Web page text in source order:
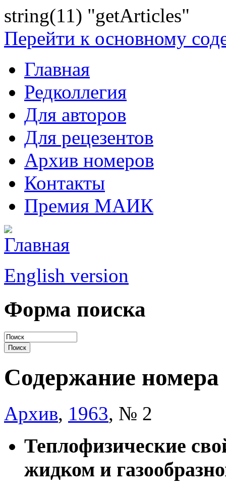
string(11) "getArticles"
Перейти к основному
Главная
Редколлегия
Для авторов
Для рецезентов
Архив номеров
Контакты
Премия МАИК
English version
Форма поиска
Содержание номера
Архив, 1963, № 2
Теплофизические
жидком и